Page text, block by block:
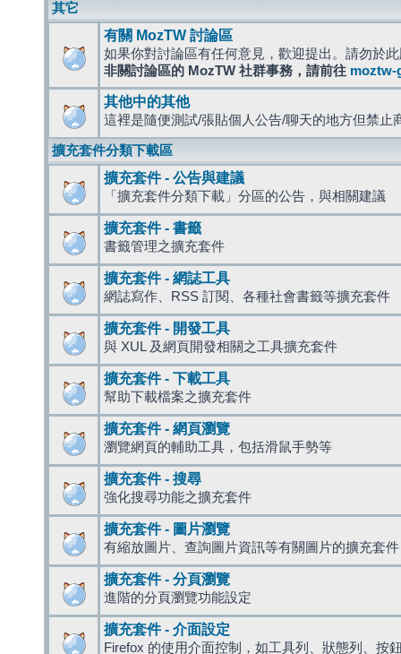
其它
有關 MozTW 討論區
如果你對討論區有任何意見，歡迎提出。請勿於
非關討論區的 MozTW 社群事務，請前往 moztw-
其他中的其他
這裡是隨便測試/張貼個人公告/聊天的地方但禁止
擴充套件分類下載區
擴充套件 - 公告與建議
「擴充套件分類下載」分區的公告，與相關建議
擴充套件 - 書籤
書籤管理之擴充套件
擴充套件 - 網誌工具
網誌寫作、RSS 訂閱、各種社會書籤等擴充套件
擴充套件 - 開發工具
與 XUL 及網頁開發相關之工具擴充套件
擴充套件 - 下載工具
幫助下載檔案之擴充套件
擴充套件 - 網頁瀏覽
瀏覽網頁的輔助工具，包括滑鼠手勢等
擴充套件 - 搜尋
強化搜尋功能之擴充套件
擴充套件 - 圖片瀏覽
有縮放圖片、查詢圖片資訊等有關圖片的擴充套件
擴充套件 - 分頁瀏覽
進階的分頁瀏覽功能設定
擴充套件 - 介面設定
Firefox 的使用介面控制，如工具列、狀態列、按